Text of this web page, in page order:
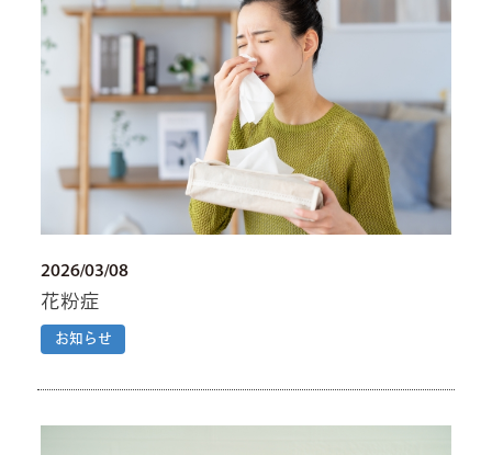
2026/03/08
花粉症
お知らせ